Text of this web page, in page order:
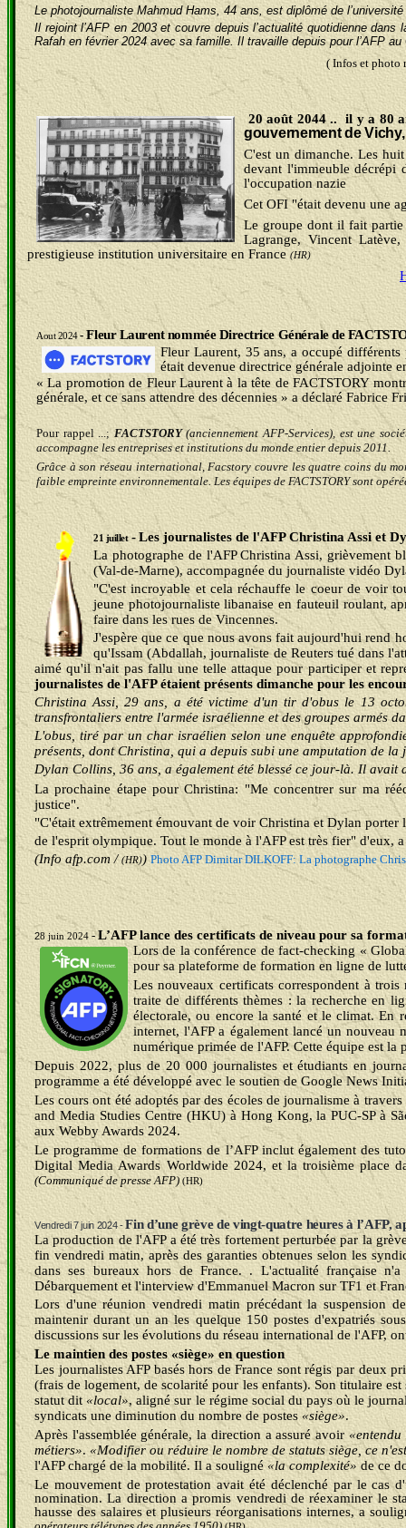
Le photojournaliste Mahmud Hams, 44 ans, est diplômé de
Il rejoint l’AFP en 2003 et couvre depuis l’actualité quotidienne
Rafah en février 2024 avec sa famille. Il travaille depuis pour l’AFP au
( Infos et photo
20 août 2044 ..il y a 80
gouvernement de
C'est un dimanche. Les
devant l'immeuble décrépi
l'occupation nazie
Cet OFI "était devenu une
Le groupe dont il fait partie
Lagrange, Vincent
prestigieuse institution universitaire en France (HR)
Aout 2024- FleurLaurent nommée Directrice Générale de
Fleur Laurent, 35 ans, a occupé
était devenue directrice générale adjointe
« La promotion de Fleur Laurent à la tête de FACTSTORY
générale, et ce sans attendre des décennies » a déclaré Fabrice
Pour rappel ...; FACTSTORY(anciennement AFP-Services), est une
accompagne les entreprises et institutions du monde entier depuis 2011.
Grâce à son réseau international, Facstory couvre les quatre coins du
faible empreinte environnementale. Les équipes de FACTSTORY sont
21 juillet-Les journalistes de l'AFP Christina Assi et
La photographe de l'AFP Christina Assi, grièvement
(Val-de-Marne), accompagnée du journaliste vidéo
"C'est incroyable et cela réchauffe le coeur de voir
jeune photojournaliste libanaise en fauteuil roulant,
faire dans les rues de Vincennes.
J'espère que ce que nous avons fait aujourd'hui rend
qu'Issam (Abdallah, journaliste de Reuters tué dans
aimé qu'il n'ait pas fallu une telle attaque pour participer et
journalistes de l'AFP étaient présents dimanche pour les
Christina Assi, 29 ans, a été victime d'un tir d'obus le 13
transfrontaliers entre l'armée israélienne et des groupes armés
L'obus, tiré par un char israélien selon une enquête
présents, dont Christina, qui a depuis subi une amputation de la
Dylan Collins, 36 ans, a également été blessé ce jour-là. Il
La prochaine étape pour Christina: "Me concentrer sur ma
justice".
"C'était extrêmement émouvant de voir Christina et Dylan
de l'esprit olympique. Tout le monde à l'AFP est très fier"
(Info afp.com /(HR))Photo AFP Dimitar DILKOFF: La photographe
28 juin 2024 - L’AFP lance des certificats de niveau pour sa
Lors de la conférence de fact-checking «
pour sa plateforme de formation en ligne de
Les nouveaux certificats correspondent à
traite de différents thèmes : la recherche en
électorale, ou encore la santé et le climat. En
internet, l'AFP a également lancé un
numérique primée de l'AFP. Cette équipe est
Depuis 2022, plus de 20 000 journalistes et étudiants en
programme a été développé avec le soutien de Google News
Les cours ont été adoptés par des écoles de journalisme à
and Media Studies Centre (HKU) à Hong Kong, la PUC-SP à
aux Webby Awards 2024.
Le programme de formations de l’AFP inclut également des
Digital Media Awards Worldwide 2024, et la troisième place
(Communiqué de presse AFP) (HR)
Vendredi 7 juin 2024 -Fin d’une grève de vingt-quatre heures à l’AFP,
La production de l'AFP a été très fortement perturbée par la
fin vendredi matin, après des garanties obtenues selon les
dans ses bureaux hors de France. . L'actualité française
Débarquement et l'interview d'Emmanuel Macron sur TF1 et
Lors d'une réunion vendredi matin précédant la suspension
maintenir durant un an les quelque 150 postes d'expatriés
discussions sur les évolutions du réseau international de l'AFP,
Le maintien des postes «siège» en question
Les journalistes AFP basés hors de France sont régis par deux
(frais de logement, de scolarité pour les enfants). Son titulaire
statut dit«local», aligné sur le régime social du pays où le
syndicats une diminution du nombre de postes«siège».
Après l'assemblée générale, la direction a assuré avoir «entendu
métiers».«Modifier ou réduire le nombre de statuts siège, ce
l'AFP chargé de la mobilité. Il a souligné«la complexité»de ce
Le mouvement de protestation avait été déclenché par le cas
nomination. La direction a promis vendredi de réexaminer le
hausse des salaires et plusieurs réorganisations internes, a